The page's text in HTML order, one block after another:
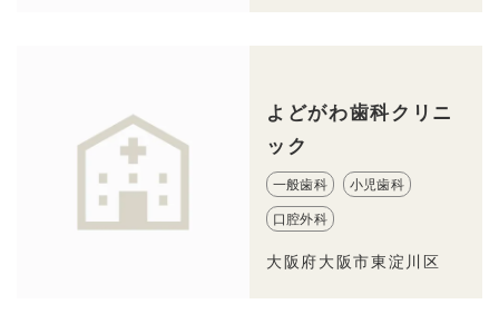
よどがわ歯科クリニ
ック
一般歯科 小児歯科
口腔外科
大阪府大阪市東淀川区